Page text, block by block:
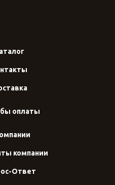
оплаты
компании
Ответ